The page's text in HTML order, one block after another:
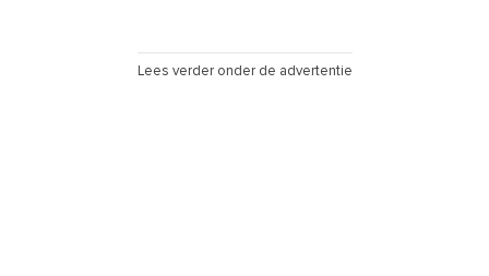
Lees verder onder de advertentie